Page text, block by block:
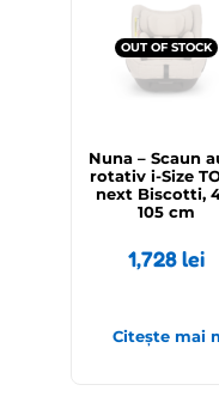
OUT OF STOCK
Nuna – Scaun
rotativ i-Size
next Biscotti,
105 cm
1,728lei
Citește mai